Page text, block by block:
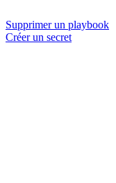
Supprimer un playbook
Créer un secret